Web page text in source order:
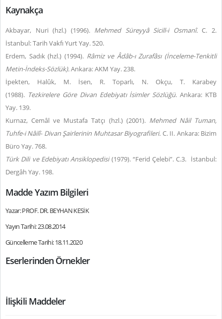
Kaynakça
Akbayar, Nuri (hzl.) (1996). Mehmed Süreyyâ Sicill-i Osmanî.C. 2.
İstanbul: Tarih Vakfı Yurt Yay. 520.
Erdem, Sadık (hzl.) (1994). Râmiz ve Âdâb-ı Zurafâsı (İnceleme-Tenkitli
Metin-İndeks-Sözlük).Ankara: AKM Yay. 238.
İpekten, Halûk, M. İsen, R. Toparlı, N. Okçu, T. Karabey
(1988). Tezkirelere Göre Divan Edebiyatı İsimler Sözlüğü. Ankara: KTB
Yay. 139.
Kurnaz, Cemâl ve Mustafa Tatçı (hzl.) (2001). Mehmed Nâil Tuman,
Tuhfe-i Nâilî- Divan Şairlerinin Muhtasar Biyografileri. C. II. Ankara: Bizim
Büro Yay. 768.
Türk Dili ve Edebiyatı Ansiklopedisi(1979). “Ferid Çelebi”. C.3. İstanbul:
Dergâh Yay. 198.
Madde Yazım Bilgileri
Yazar: PROF. DR. BEYHAN KESİK
Yayın Tarihi: 23.08.2014
Güncelleme Tarihi: 18.11.2020
Eserlerinden Örnekler
İlişkili Maddeler